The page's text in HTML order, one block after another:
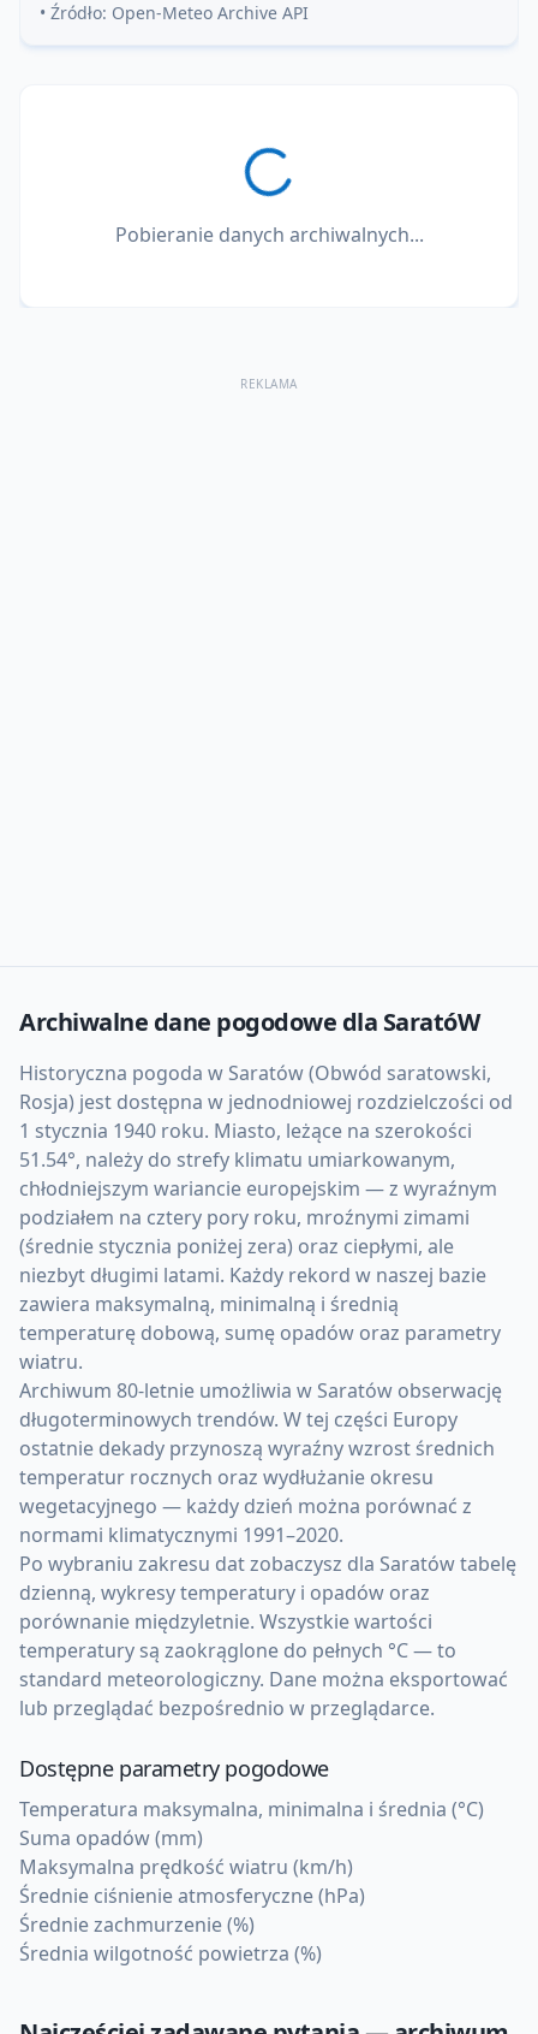
• Źródło: Open-Meteo Archive API
Pobieranie danych archiwalnych...
REKLAMA
Archiwalne dane pogodowe dla SaratóW
Historyczna pogoda w Saratów (Obwód saratowski,
Rosja) jest dostępna w jednodniowej rozdzielczości od
1 stycznia 1940 roku. Miasto, leżące na szerokości
51.54°, należy do strefy klimatu umiarkowanym,
chłodniejszym wariancie europejskim — z wyraźnym
podziałem na cztery pory roku, mroźnymi zimami
(średnie stycznia poniżej zera) oraz ciepłymi, ale
niezbyt długimi latami. Każdy rekord w naszej bazie
zawiera maksymalną, minimalną i średnią
temperaturę dobową, sumę opadów oraz parametry
wiatru.
Archiwum 80-letnie umożliwia w Saratów obserwację
długoterminowych trendów. W tej części Europy
ostatnie dekady przynoszą wyraźny wzrost średnich
temperatur rocznych oraz wydłużanie okresu
wegetacyjnego — każdy dzień można porównać z
normami klimatycznymi 1991–2020.
Po wybraniu zakresu dat zobaczysz dla Saratów tabelę
dzienną, wykresy temperatury i opadów oraz
porównanie międzyletnie. Wszystkie wartości
temperatury są zaokrąglone do pełnych °C — to
standard meteorologiczny. Dane można eksportować
lub przeglądać bezpośrednio w przeglądarce.
Dostępne parametry pogodowe
Temperatura maksymalna, minimalna i średnia (°C)
Suma opadów (mm)
Maksymalna prędkość wiatru (km/h)
Średnie ciśnienie atmosferyczne (hPa)
Średnie zachmurzenie (%)
Średnia wilgotność powietrza (%)